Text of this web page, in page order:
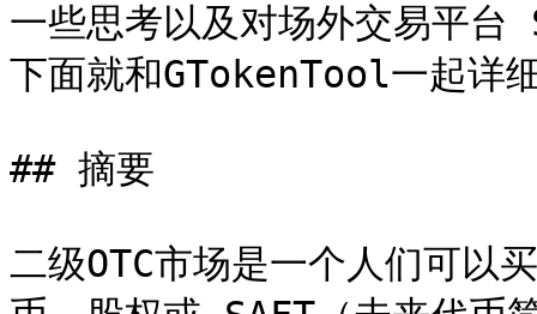
一些思考以及对场外交易平
下面就和GTokenTool一起详
## 摘要
二级OTC市场是一个人们可以